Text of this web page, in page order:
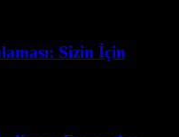
Sizin İçin